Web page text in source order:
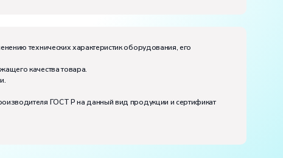
технических характеристик оборудования, его
качества товара.
ГОСТ Р на данный вид продукции и сертификат